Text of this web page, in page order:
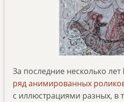
За последние несколько
ряд анимированных
с иллюстрациями разных, в